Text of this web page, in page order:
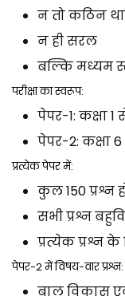
न तो कठिन था
न ही सरल
बल्कि मध्यम
परीक्षा का स्वरूप:
पेपर-1: कक्षा
पेपर-2: कक्षा
प्रत्येक पेपर में:
कुल 150 प्रश्न
सभी प्रश्न
प्रत्येक प्रश्न के
पेपर-2 में विषय-वार प्रश्न:
बाल विकास एवं